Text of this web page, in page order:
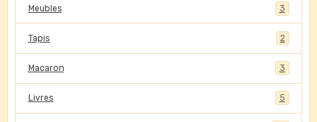
Meubles 3
Tapis 2
Macaron 3
Livres 5